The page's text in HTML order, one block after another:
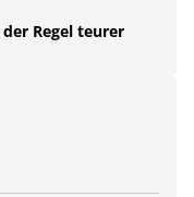
Regel teurer